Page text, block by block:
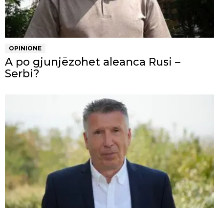
OPINIONE
A po gjunjëzohet aleanca Rusi –
Serbi?